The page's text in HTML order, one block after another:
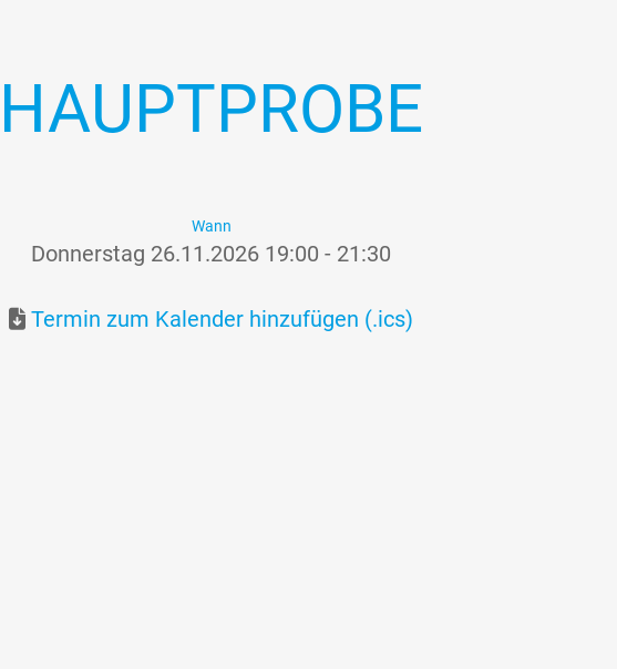
HAUPTPROBE
Wann
Donnerstag 26.11.2026 19:00 - 21:30
Termin zum Kalender hinzufügen (.ics)